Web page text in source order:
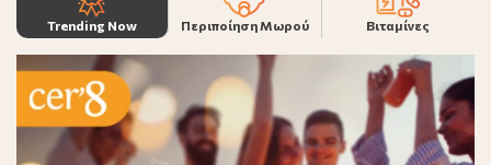
Trending Now Περιποίηση Μωρού Βιταμίνες